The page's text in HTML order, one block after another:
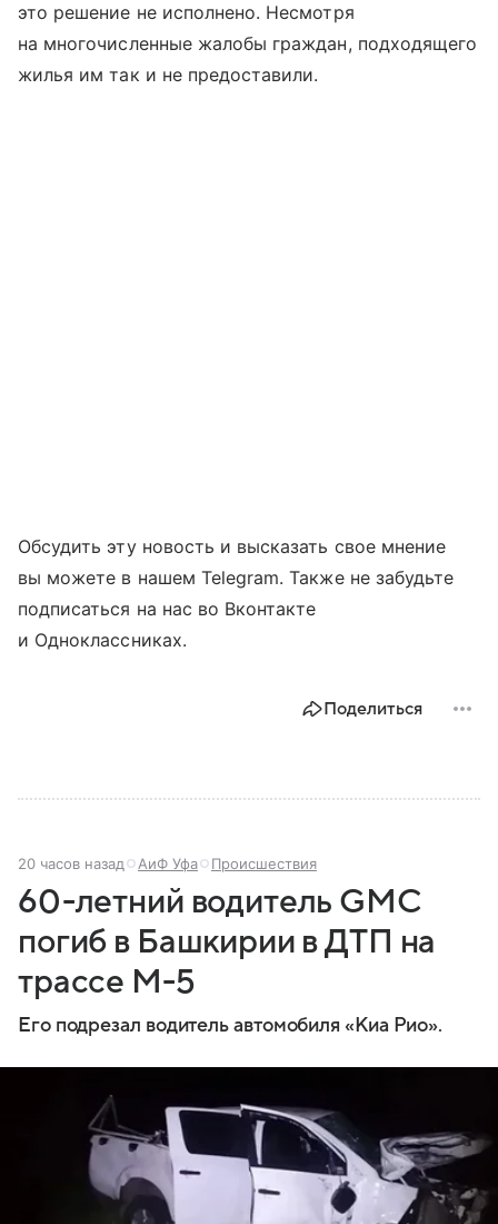
это решение не исполнено. Несмотря
на многочисленные жалобы граждан, подходящего
жилья им так и не предоставили.
Обсудить эту новость и высказать свое мнение
вы можете в нашем Telegram. Также не забудьте
подписаться на нас во Вконтакте
и Одноклассниках.
Поделиться
20 часов назад АиФ Уфа Происшествия
60-летний водитель GMC
погиб в Башкирии в ДТП на
трассе М-5
Его подрезал водитель автомобиля «Киа Рио».